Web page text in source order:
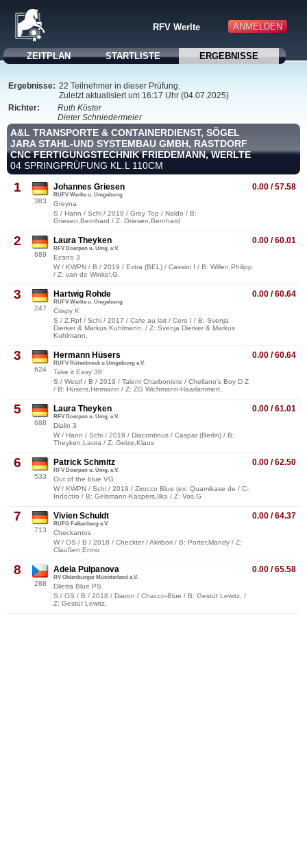
ANMELDEN
RFV Werlte
ZEITPLAN STARTLISTE ERGEBNISSE
Ergebnisse: 22 Teilnehmer in dieser Prüfung.
Zuletzt aktualisiert um 16:17 Uhr (04.07.2025)
Richter:
Ruth Köster
Dieter Schniedermeier
A&L TRANSPORTE & CONTAINERDIENST, SÖGEL
JARA STAHL-UND SYSTEMBAU GMBH, RASTDORF
CNC FERTIGUNGSTECHNIK FRIEDEMANN, WERLTE
04 SPRINGPRÜFUNG KL.L 110CM
1
383
0.00 / 57.58
Johannes Griesen
RUFV Werlte u. Umgebung
Greyna
S / Hann / Schi / 2019 / Grey Top / Naldo / B:
Griesen,Bernhard / Z: Griesen,Bernhard
2
689
0.00 / 60.01
Laura Theyken
RFV Doerpen u. Umg. e.V.
Ecano 3
W / KWPN / B / 2019 / Extra (BEL) / Cassini I / B: Willen,Philipp
/ Z: van de Winkel,G.
3
247
0.00 / 60.64
Hartwig Rohde
RUFV Werlte u. Umgebung
Crispy K
S / Z.Rpf / Schi / 2017 / Cafe au lait / Cero I / B: Svenja
Dierker & Markus Kuhlmann, / Z: Svenja Dierker & Markus
Kuhlmann,
3
624
0.00 / 60.64
Hermann Hüsers
RUFV Rütenbrock u.Umgebung e.V.
Take it Easy 38
S / Westf / B / 2019 / Talent Charboniere / Chellano's Boy D Z
/ B: Hüsers,Hermann / Z: ZG Wichmann-Haarlammert,
5
688
0.00 / 61.01
Laura Theyken
RFV Doerpen u. Umg. e.V.
Dialin 3
W / Hann / Schi / 2019 / Diacontinus / Caspar (Berlin) / B:
Theyken,Laura / Z: Gelze,Klaus
6
533
0.00 / 62.50
Patrick Schmitz
RFV Doerpen u. Umg. e.V.
Out of the blue VG
W / KWPN / Schi / 2019 / Zirocco Blue (ex: Quamikase de / C-
Indoctro / B: Gelsmann-Kaspers,Ilka / Z: Vos,G
7
713
0.00 / 64.37
Vivien Schuldt
RUFG Falkenberg e.V.
Checkantos
W / OS / B / 2018 / Checkter / Akribori / B: Porter,Mandy / Z:
Claußen,Enno
8
288
0.00 / 65.58
Adela Pulpanova
RV Oldenburger Münsterland e.V.
Diletta Blue PS
S / OS / B / 2018 / Diaron / Chacco-Blue / B: Gestüt Lewitz, /
Z: Gestüt Lewitz,